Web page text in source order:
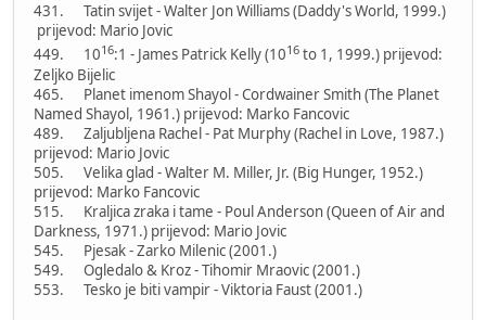
431. Tatin svijet - Walter Jon Williams (Daddy's World, 1999.)
prijevod: Mario Jovic
449. 1016:1 - James Patrick Kelly (1016 to 1, 1999.) prijevod:
Zeljko Bijelic
465. Planet imenom Shayol - Cordwainer Smith (The Planet
Named Shayol, 1961.) prijevod: Marko Fancovic
489. Zaljubljena Rachel - Pat Murphy (Rachel in Love, 1987.)
prijevod: Mario Jovic
505. Velika glad - Walter M. Miller, Jr. (Big Hunger, 1952.)
prijevod: Marko Fancovic
515. Kraljica zraka i tame - Poul Anderson (Queen of Air and
Darkness, 1971.) prijevod: Mario Jovic
545. Pjesak - Zarko Milenic (2001.)
549. Ogledalo & Kroz - Tihomir Mraovic (2001.)
553. Tesko je biti vampir - Viktoria Faust (2001.)